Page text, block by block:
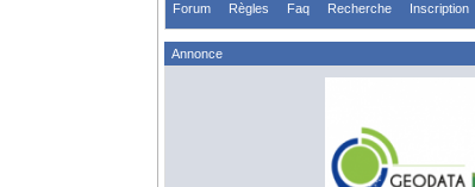
Forum Règles Faq Recherche Inscription
Annonce